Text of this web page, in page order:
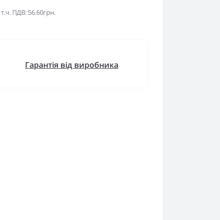
ПДВ: 56.60грн.
Гарантія від виробника